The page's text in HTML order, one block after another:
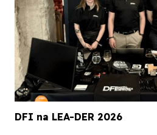
DFI na LEA-DER 2026